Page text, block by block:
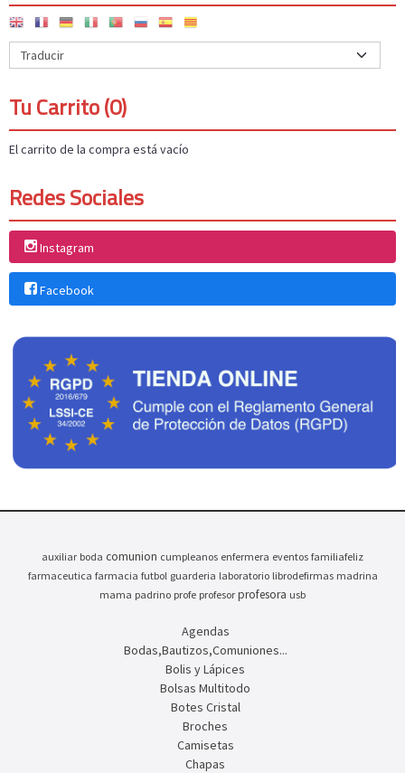
Tu Carrito (0)
El carrito de la compra está vacío
Redes Sociales
Instagram
Facebook
auxiliar boda comunion cumpleanos enfermera eventos familiafeliz
farmaceutica farmacia futbol guarderia laboratorio librodefirmas madrina
mama padrino profe profesor profesora usb
Agendas
Bodas,Bautizos,Comuniones...
Bolis y Lápices
Bolsas Multitodo
Botes Cristal
Broches
Camisetas
Chapas